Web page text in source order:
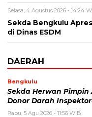
Selasa, 4 Agustus 2026 - 14:24
Sekda Bengkulu
di Dinas ESDM
DAERAH
Bengkulu
Sekda Herwan Pimpin
Donor Darah
Rabu, 5 Agu 2026 - 11:56 WIB